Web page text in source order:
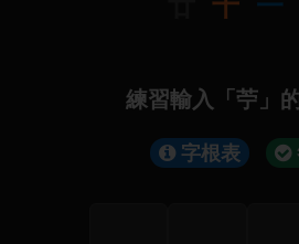
練習輸入「苧」
字根表